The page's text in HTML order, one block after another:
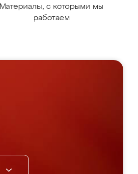
Материалы, с которыми мы
работаем